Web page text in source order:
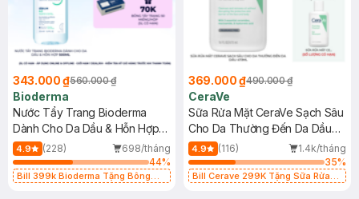
343.000 ₫560.000 ₫
Bioderma
Nước Tẩy Trang Bioderma
Dành Cho Da Dầu & Hỗn Hợp
500ml
4.9 (228)
698/tháng
44%
Bill 399k Bioderma Tặng Bông
369.000 ₫490.000 ₫
CeraVe
Sữa Rửa Mặt CeraVe Sạch Sâu
Cho Da Thường Đến Da Dầu
473ml
4.9 (116)
1.4k/tháng
35%
Bill Cerave 299K Tặng Sữa Rửa